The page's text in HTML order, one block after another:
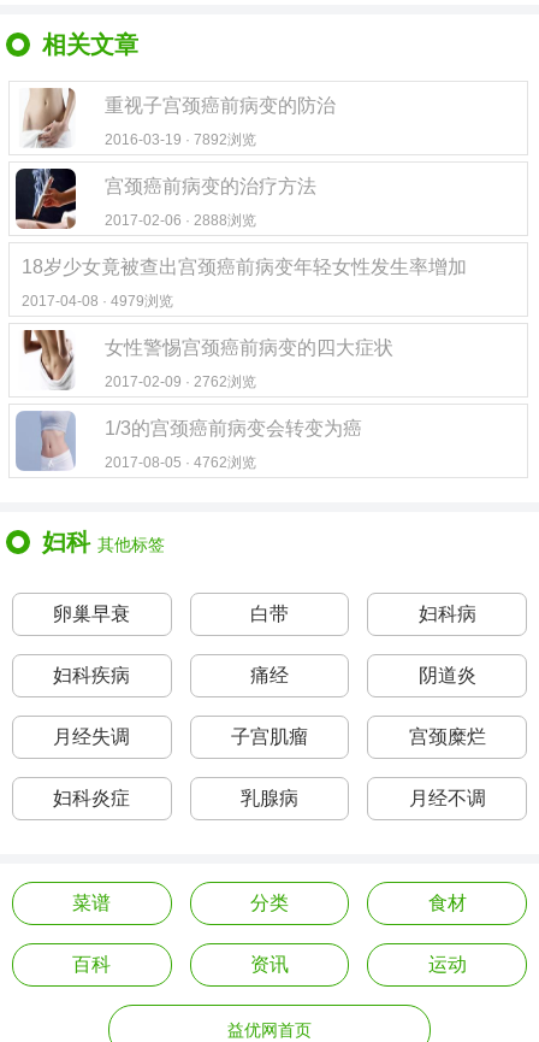
相关文章
重视子宫颈癌前病变的防治
2016-03-19 · 7892浏览
宫颈癌前病变的治疗方法
2017-02-06 · 2888浏览
18岁少女竟被查出宫颈癌前病变年轻女性发生率增加
2017-04-08 · 4979浏览
女性警惕宫颈癌前病变的四大症状
2017-02-09 · 2762浏览
1/3的宫颈癌前病变会转变为癌
2017-08-05 · 4762浏览
妇科 其他标签
卵巢早衰 白带 妇科病
妇科疾病 痛经 阴道炎
月经失调 子宫肌瘤 宫颈糜烂
妇科炎症 乳腺病 月经不调
菜谱 分类 食材
百科 资讯 运动
益优网首页